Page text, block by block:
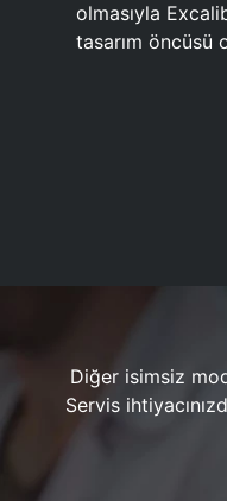
olmasıyla
tasarım öncüsü
Diğer isimsiz
Servis